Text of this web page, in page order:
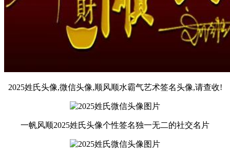
2025姓氏头像,微信头像,顺风顺水霸气艺术签名头像,请查收!
一帆风顺2025姓氏头像个性签名独一无二的社交名片